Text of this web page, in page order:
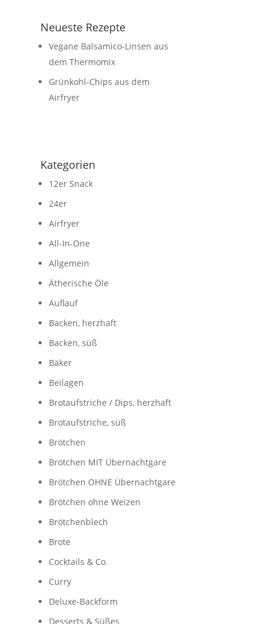
Neueste Rezepte
Vegane Balsamico-Linsen aus
dem Thermomix
Grünkohl-Chips aus dem
Airfryer
Kategorien
12er Snack
24er
Airfryer
All-In-One
Allgemein
Ätherische Öle
Auflauf
Backen, herzhaft
Backen, süß
Bäker
Beilagen
Brotaufstriche / Dips, herzhaft
Brotaufstriche, süß
Brötchen
Brötchen MIT Übernachtgare
Brötchen OHNE Übernachtgare
Brötchen ohne Weizen
Brötchenblech
Brote
Cocktails & Co.
Curry
Deluxe-Backform
Desserts & Süßes